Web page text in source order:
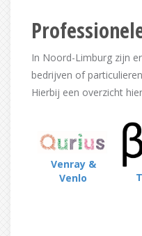
In Noord-Limburg zijn
bedrijven of
Hierbij een overzicht
Venray &
Venlo